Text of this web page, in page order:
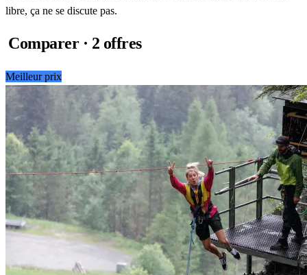
libre, ça ne se discute pas.
Comparer · 2 offres
Meilleur prix